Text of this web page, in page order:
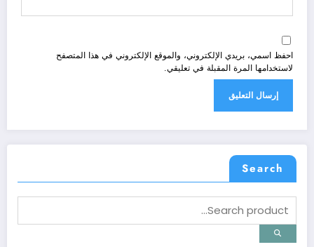
احفظ اسمي، بريدي الإلكتروني، والموقع الإلكتروني في هذا المتصفح
لاستخدامها المرة المقبلة في تعليقي.
Search